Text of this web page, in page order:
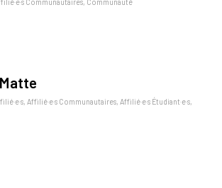
, Affilié·e·s Communautaires, Affilié·e·s Étudiant·e·s,